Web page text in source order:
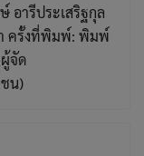
อารีประเสริฐกุล
ครั้งที่พิมพ์: พิมพ์
จัด
น)